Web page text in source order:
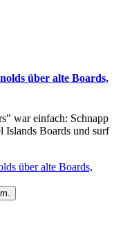
über alte Boards,
war einfach: Schnapp
Islands Boards und surf
über alte Boards,